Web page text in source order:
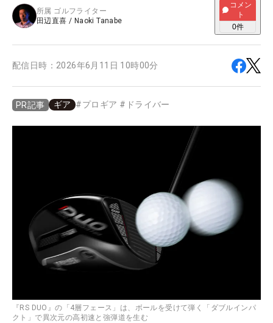
所属 ゴルフライター
田辺直喜 / Naoki Tanabe
コメン
ト
0件
配信日時： 2026年6月11日 10時00分
PR記事 ギア #プロギア # ドライバー
『RS DUO』の「4層フェース」は、ボールを受けて弾く「ダブルインパ
クト」で異次元の高初速と強弾道を生む